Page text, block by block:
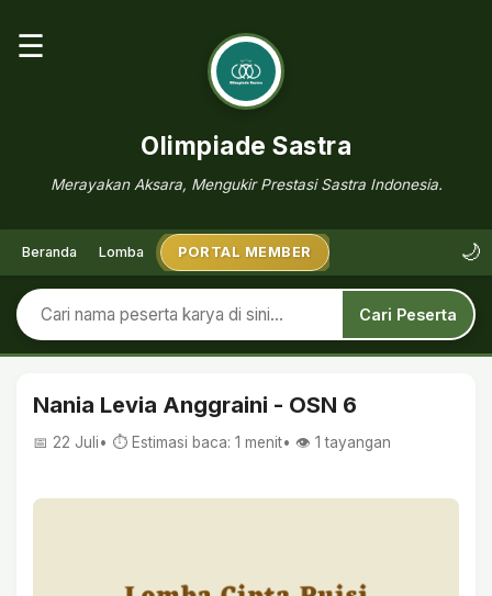
☰
Olimpiade Sastra
Merayakan Aksara, Mengukir Prestasi Sastra Indonesia.
Beranda Lomba PORTAL MEMBER 🌙
Cari Peserta
Nania Levia Anggraini - OSN 6
📅 22 Juli• ⏱ Estimasi baca: 1 menit• 👁️ 1 tayangan